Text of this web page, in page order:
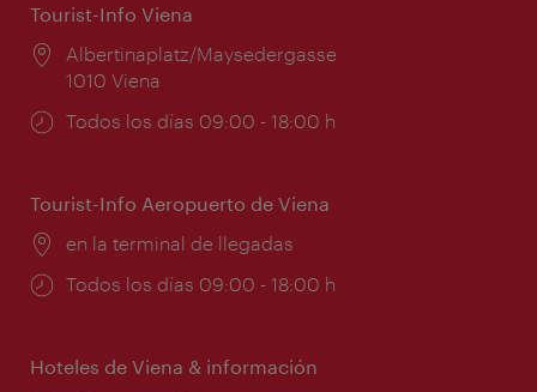
Tourist-Info Viena
Lugar:
Albertinaplatz/Maysedergasse
1010 Viena
Horarios
Todos los días 09:00 - 18:00 h
Tourist-Info Aeropuerto de Viena
Lugar:
en la terminal de llegadas
Horarios
Todos los días 09:00 - 18:00 h
Hoteles de Viena & información